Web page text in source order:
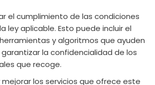
el cumplimiento de las condiciones
ley aplicable. Esto puede incluir el
y algoritmos que ayuden
la confidencialidad de los
que recoge.
mejorar los servicios que ofrece este